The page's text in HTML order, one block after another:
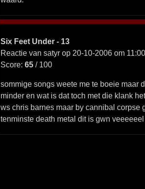
Six Feet Under - 13
Reactie van satyr op 20-10-2006 om
Score: 65/ 100
sommige songs weete me te boeie maar
minder en wat is dat toch met die klank
ws chris barnes maar by cannibal corpse
tenminste death metal dit is gwn